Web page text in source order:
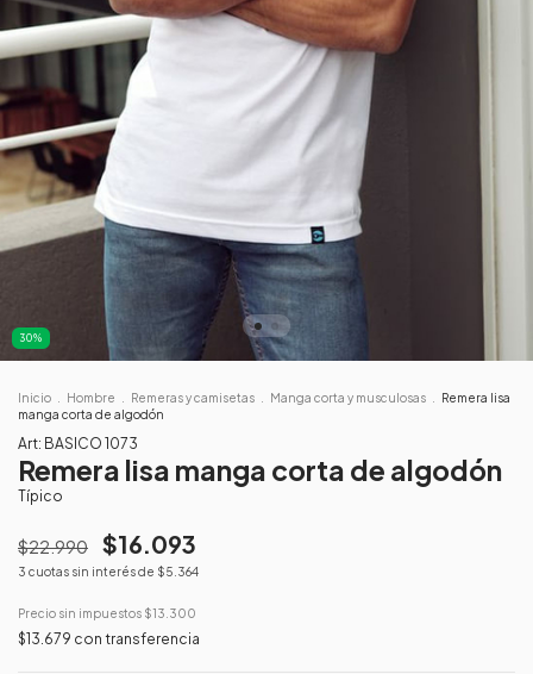
30%
Inicio Hombre Remeras y camisetas Manga corta y musculosas
Remera lisa
manga corta de algodón
Art: BASICO 1073
Remera lisa manga corta de algodón
Típico
$22.990 $16.093
3 cuotas sin interés de $5.364
Precio sin impuestos $13.300
$13.679 con transferencia